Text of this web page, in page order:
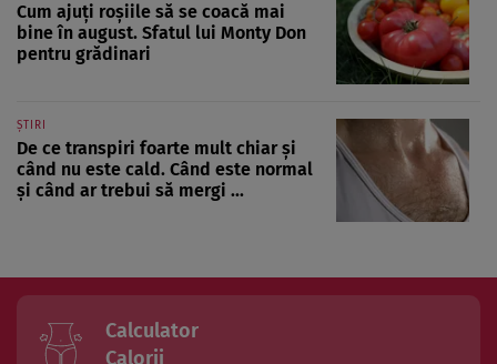
Cum ajuți roșiile să se coacă mai
bine în august. Sfatul lui Monty Don
pentru grădinari
ȘTIRI
De ce transpiri foarte mult chiar și
când nu este cald. Când este normal
și când ar trebui să mergi ...
Calculator
Calorii